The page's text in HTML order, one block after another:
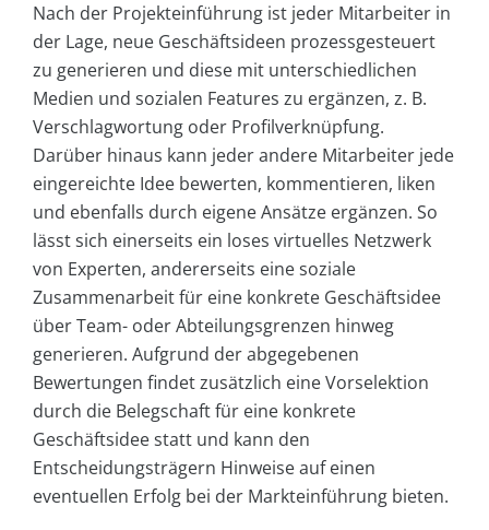
Nach der Projekteinführung ist jeder Mitarbeiter in
der Lage, neue Geschäftsideen prozessgesteuert
zu generieren und diese mit unterschiedlichen
Medien und sozialen Features zu ergänzen, z. B.
Verschlagwortung oder Profilverknüpfung.
Darüber hinaus kann jeder andere Mitarbeiter jede
eingereichte Idee bewerten, kommentieren, liken
und ebenfalls durch eigene Ansätze ergänzen. So
lässt sich einerseits ein loses virtuelles Netzwerk
von Experten, andererseits eine soziale
Zusammenarbeit für eine konkrete Geschäftsidee
über Team- oder Abteilungsgrenzen hinweg
generieren. Aufgrund der abgegebenen
Bewertungen findet zusätzlich eine Vorselektion
durch die Belegschaft für eine konkrete
Geschäftsidee statt und kann den
Entscheidungsträgern Hinweise auf einen
eventuellen Erfolg bei der Markteinführung bieten.